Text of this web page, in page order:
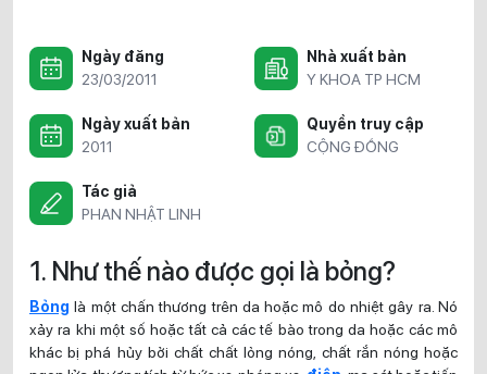
Ngày đăng
23/03/2011
Nhà xuất bản
Y KHOA TP HCM
Ngày xuất bản
2011
Quyền truy cập
CỘNG ĐỒNG
Tác giả
PHAN NHẬT LINH
1. Như thế nào được gọi là bỏng?
Bỏng là một chấn thương trên da hoặc mô do nhiệt gây ra. Nó
xảy ra khi một số hoặc tất cả các tế bào trong da hoặc các mô
khác bị phá hủy bởi chất chất lỏng nóng, chất rắn nóng hoặc